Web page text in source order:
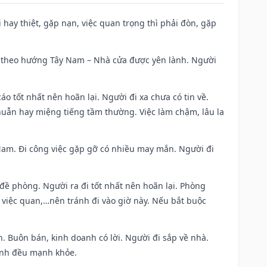
thiệt, gặp nạn, việc quan trọng thì phải đòn, gặp
hướng Tây Nam – Nhà cửa được yên lành. Người
tốt nhất nên hoãn lại. Người đi xa chưa có tin về.
hay miệng tiếng tầm thường. Việc làm chậm, lâu la
Đi công việc gặp gỡ có nhiều may mắn. Người đi
phòng. Người ra đi tốt nhất nên hoãn lại. Phòng
quan,…nên tránh đi vào giờ này. Nếu bắt buộc
bán, kinh doanh có lời. Người đi sắp về nhà.
đều mạnh khỏe.